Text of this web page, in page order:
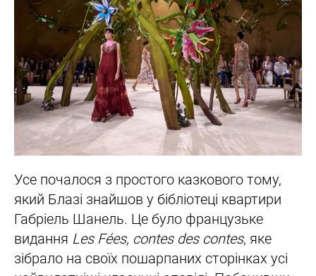
Усе почалося з простого казкового тому,
який Блазі знайшов у бібліотеці квартири
Габріель Шанель. Це було французьке
видання Les Fées, contes des contes, яке
зібрало на своїх пошарпаних сторінках усі